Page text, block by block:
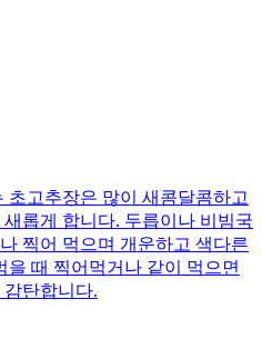
고추장은 많이 새콤달콤하고
롭게 합니다. 두릅이나 비빔국
찍어 먹으며 개운하고 색다른
때 찍어먹거나 같이 먹으면
탄합니다.